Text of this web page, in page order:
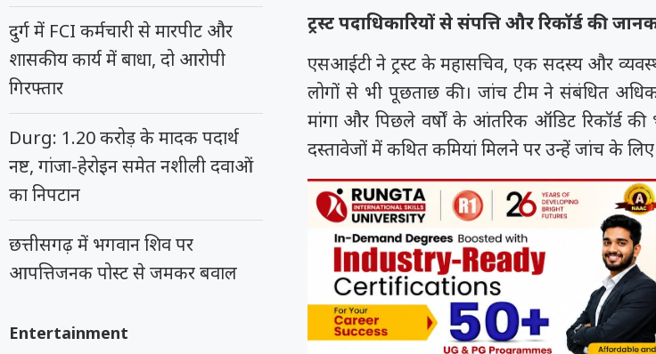
ट्रस्ट पदाधिकारियों से संपत्ति और रिकॉर्ड की
एसआईटी ने ट्रस्ट के महासचिव, एक सदस्य और
लोगों से भी पूछताछ की। जांच टीम ने संबंधित
मांगा और पिछले वर्षों के आंतरिक ऑडिट रिकॉर्ड की
दस्तावेजों में कथित कमियां मिलने पर उन्हें जांच के
दुर्ग में FCI कर्मचारी से मारपीट और
शासकीय कार्य में बाधा, दो आरोपी
गिरफ्तार
Durg: 1.20 करोड़ के मादक पदार्थ
नष्ट, गांजा-हेरोइन समेत नशीली दवाओं
का निपटान
छत्तीसगढ़ में भगवान शिव पर
आपत्तिजनक पोस्ट से जमकर बवाल
Entertainment